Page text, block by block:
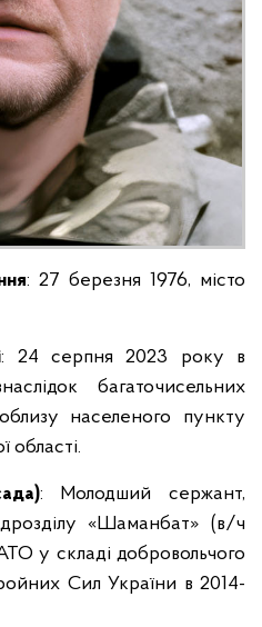
: 27 березня 1976, місто
: 24 серпня 2023 року в
багаточисельних
населеного пункту
області.
: Молодший сержант,
«Шаманбат» (в/ч
у складі добровольчого
Сил України в 2014-